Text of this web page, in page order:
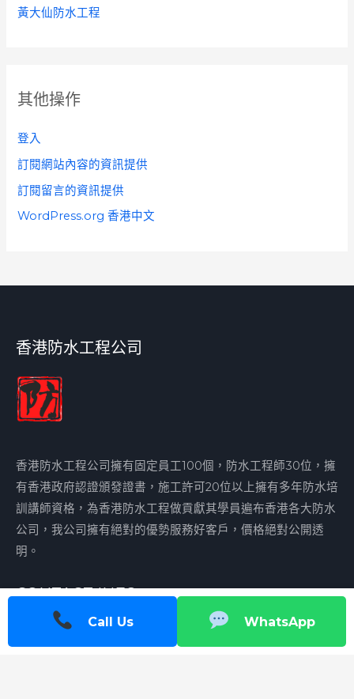
黃大仙防水工程
其他操作
登入
訂閱網站內容的資訊提供
訂閱留言的資訊提供
WordPress.org 香港中文
香港防水工程公司
香港防水工程公司擁有固定員工100個，防水工程師30位，擁
有香港政府認證頒發證書，施工許可20位以上擁有多年防水培
訓講師資格，為香港防水工程做貢獻其學員遍布香港各大防水
公司，我公司擁有絕對的優勢服務好客戶，價格絕對公開透
明。
CONTACT INFO
香港九龍長沙灣順寧道283號順寧苑30樓
Call Us WhatsApp